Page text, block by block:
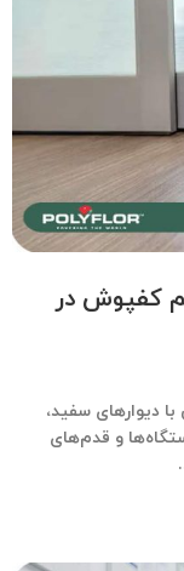
کفپوش در
دیوارهای سفید،
و قدم‌های